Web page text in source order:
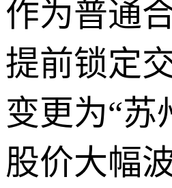
作为普通
提前锁定
变更为“
股价大幅